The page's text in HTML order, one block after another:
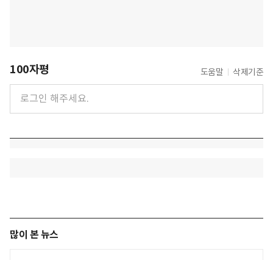
100자평 도움말 삭제기준
많이 본 뉴스